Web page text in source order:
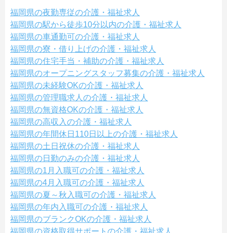
福岡県の夜勤専従の介護・福祉求人
福岡県の駅から徒歩10分以内の介護・福祉求人
福岡県の車通勤可の介護・福祉求人
福岡県の寮・借り上げの介護・福祉求人
福岡県の住宅手当・補助の介護・福祉求人
福岡県のオープニングスタッフ募集の介護・福祉求人
福岡県の未経験OKの介護・福祉求人
福岡県の管理職求人の介護・福祉求人
福岡県の無資格OKの介護・福祉求人
福岡県の高収入の介護・福祉求人
福岡県の年間休日110日以上の介護・福祉求人
福岡県の土日祝休の介護・福祉求人
福岡県の日勤のみの介護・福祉求人
福岡県の1月入職可の介護・福祉求人
福岡県の4月入職可の介護・福祉求人
福岡県の夏～秋入職可の介護・福祉求人
福岡県の年内入職可の介護・福祉求人
福岡県のブランクOKの介護・福祉求人
福岡県の資格取得サポートの介護・福祉求人